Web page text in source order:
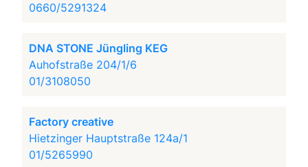
0660/5291324
DNA STONE Jüngling KEG
Auhofstraße 204/1/6
01/3108050
Factory creative
Hietzinger Hauptstraße 124a/1
01/5265990